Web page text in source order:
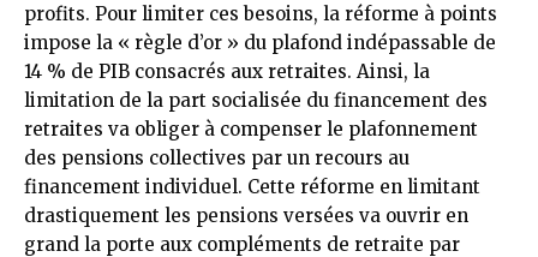
profits. Pour limiter ces besoins, la réforme à points
impose la « règle d’or » du plafond indépassable de
14 % de PIB consacrés aux retraites. Ainsi, la
limitation de la part socialisée du financement des
retraites va obliger à compenser le plafonnement
des pensions collectives par un recours au
financement individuel. Cette réforme en limitant
drastiquement les pensions versées va ouvrir en
grand la porte aux compléments de retraite par